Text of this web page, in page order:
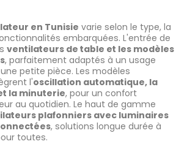
en Tunisie varie selon le type, la
embarquées. L'entrée de
ventilateurs de table et les modèles
, parfaitement adaptés à un usage
petite pièce. Les modèles
l'oscillation automatique, la
la minuterie, pour un confort
au quotidien. Le haut de gamme
plafonniers avec luminaires
, solutions longue durée à
toutes.